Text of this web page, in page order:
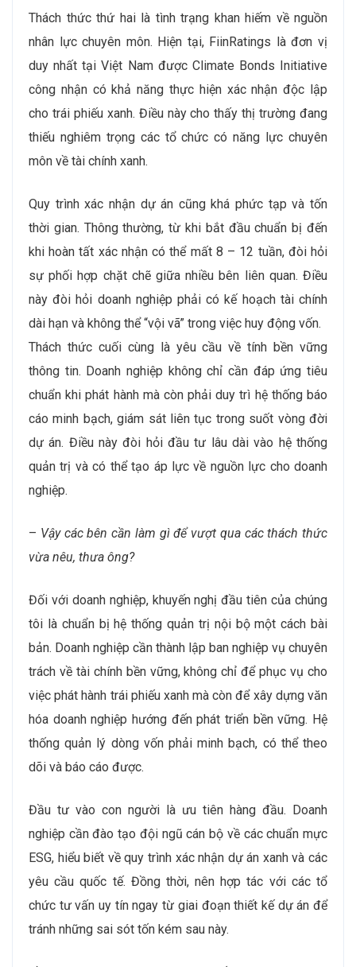
Thách thức thứ hai là tình trạng khan hiếm về nguồn
nhân lực chuyên môn. Hiện tại, FiinRatings là đơn vị
duy nhất tại Việt Nam được Climate Bonds Initiative
công nhận có khả năng thực hiện xác nhận độc lập
cho trái phiếu xanh. Điều này cho thấy thị trường đang
thiếu nghiêm trọng các tổ chức có năng lực chuyên
môn về tài chính xanh.
Quy trình xác nhận dự án cũng khá phức tạp và tốn
thời gian. Thông thường, từ khi bắt đầu chuẩn bị đến
khi hoàn tất xác nhận có thể mất 8 – 12 tuần, đòi hỏi
sự phối hợp chặt chẽ giữa nhiều bên liên quan. Điều
này đòi hỏi doanh nghiệp phải có kế hoạch tài chính
dài hạn và không thể “vội vã” trong việc huy động vốn.
Thách thức cuối cùng là yêu cầu về tính bền vững
thông tin. Doanh nghiệp không chỉ cần đáp ứng tiêu
chuẩn khi phát hành mà còn phải duy trì hệ thống báo
cáo minh bạch, giám sát liên tục trong suốt vòng đời
dự án. Điều này đòi hỏi đầu tư lâu dài vào hệ thống
quản trị và có thể tạo áp lực về nguồn lực cho doanh
nghiệp.
– Vậy các bên cần làm gì để vượt qua các thách thức
vừa nêu, thưa ông?
Đối với doanh nghiệp, khuyến nghị đầu tiên của chúng
tôi là chuẩn bị hệ thống quản trị nội bộ một cách bài
bản. Doanh nghiệp cần thành lập ban nghiệp vụ chuyên
trách về tài chính bền vững, không chỉ để phục vụ cho
việc phát hành trái phiếu xanh mà còn để xây dựng văn
hóa doanh nghiệp hướng đến phát triển bền vững. Hệ
thống quản lý dòng vốn phải minh bạch, có thể theo
dõi và báo cáo được.
Đầu tư vào con người là ưu tiên hàng đầu. Doanh
nghiệp cần đào tạo đội ngũ cán bộ về các chuẩn mực
ESG, hiểu biết về quy trình xác nhận dự án xanh và các
yêu cầu quốc tế. Đồng thời, nên hợp tác với các tổ
chức tư vấn uy tín ngay từ giai đoạn thiết kế dự án để
tránh những sai sót tốn kém sau này.